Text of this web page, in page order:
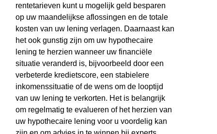
rentetarieven kunt u mogelijk geld besparen
op uw maandelijkse aflossingen en de totale
kosten van uw lening verlagen. Daarnaast kan
het ook gunstig zijn om uw hypothecaire
lening te herzien wanneer uw financiële
situatie veranderd is, bijvoorbeeld door een
verbeterde kredietscore, een stabielere
inkomenssituatie of de wens om de looptijd
van uw lening te verkorten. Het is belangrijk
om regelmatig te evalueren of het herzien van
uw hypothecaire lening voor u voordelig kan